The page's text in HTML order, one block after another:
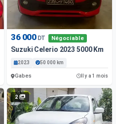
36 000 DT Négociable
Suzuki Celerio 2023 5000 Km
2023 50 000 km
Gabes Il y a 1 mois
2